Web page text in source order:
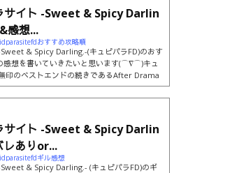
サイト -Sweet & Spicy Darlin
感想...
おすすめ攻略順
& Spicy Darling.-(キュピパラFD)のおす
感想を書いていきたいと思います(⌒∇⌒)キュ
印のベストエンドの続きであるAfter Drama
ニス・レヴィンルートのNew Parasite、そし
れるBonus Episodeがあります。After Dra
はありません。ルート順によっては若干の
ならない程度なので基本的にはどの順から攻
しキ...
サイト -Sweet & Spicy Darlin
レありor...
ギル感想
& Spicy Darling.- (キュピパラFD)のギ